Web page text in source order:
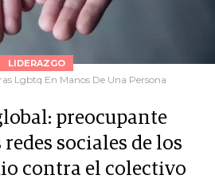
LIDERAZGO
Lgbtq En Manos De Una Persona
preocupante
sociales de los
contra el colectivo